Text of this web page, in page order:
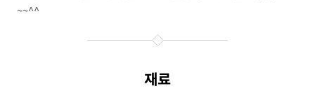
~~^^
재료